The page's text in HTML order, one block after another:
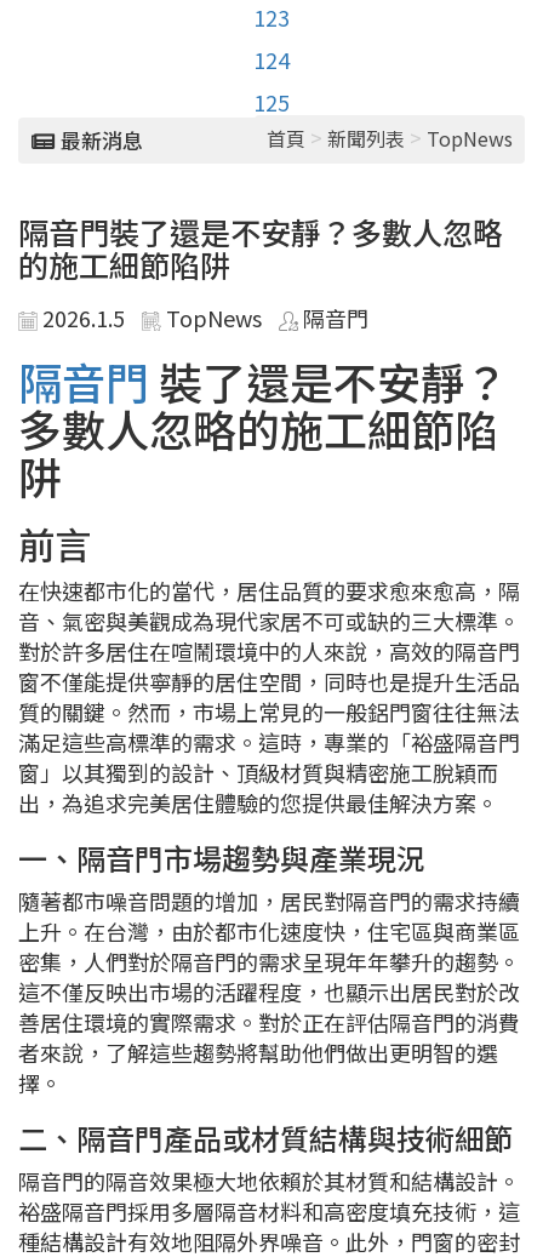
123
124
125
最新消息 首頁 > 新聞列表 > TopNews
隔音門裝了還是不安靜？多數人忽略
的施工細節陷阱
2026.1.5 TopNews 隔音門
隔音門 裝了還是不安靜？
多數人忽略的施工細節陷
阱
前言
在快速都市化的當代，居住品質的要求愈來愈高，隔
音、氣密與美觀成為現代家居不可或缺的三大標準。
對於許多居住在喧鬧環境中的人來說，高效的隔音門
窗不僅能提供寧靜的居住空間，同時也是提升生活品
質的關鍵。然而，市場上常見的一般鋁門窗往往無法
滿足這些高標準的需求。這時，專業的「裕盛隔音門
窗」以其獨到的設計、頂級材質與精密施工脫穎而
出，為追求完美居住體驗的您提供最佳解決方案。
一、隔音門市場趨勢與產業現況
隨著都市噪音問題的增加，居民對隔音門的需求持續
上升。在台灣，由於都市化速度快，住宅區與商業區
密集，人們對於隔音門的需求呈現年年攀升的趨勢。
這不僅反映出市場的活躍程度，也顯示出居民對於改
善居住環境的實際需求。對於正在評估隔音門的消費
者來說，了解這些趨勢將幫助他們做出更明智的選
擇。
二、隔音門產品或材質結構與技術細節
隔音門的隔音效果極大地依賴於其材質和結構設計。
裕盛隔音門採用多層隔音材料和高密度填充技術，這
種結構設計有效地阻隔外界噪音。此外，門窗的密封